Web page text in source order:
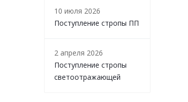
10 июля 2026
Поступление стропы ПП
2 апреля 2026
Поступление стропы
светоотражающей